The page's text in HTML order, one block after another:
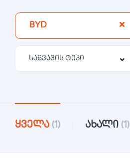
BYD
ყველა (1) ახალი (1)